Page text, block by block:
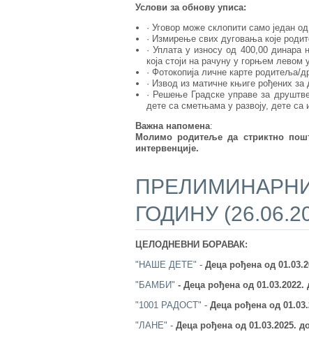
Услови за обнову уписа:
· Уговор може склопити само један
· Измирење свих дуговања које
· Уплата у износу од 400,00
која стоји на рачуну у горњем
· Фотокопија личне карте родитеља/
· Извод из матичне књиге рођених за
· Решење Градске управе за
дете са сметњама у развоју, дете са
Важна напомена:
Молимо родитеље да стриктно
интервенције.
ГОДИНУ
ЦЕЛОДНЕВНИ БОРАВАК:
"НАШЕ ДЕТЕ" - Деца рођена од
"БАМБИ" - Деца рођена од 01.03.2022.
"1001 РАДОСТ" - Деца рођена од
"ЛАНЕ" - Деца рођена од 01.03.2025.